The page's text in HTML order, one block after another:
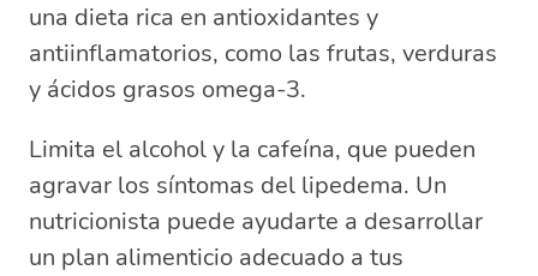
una dieta rica en antioxidantes y
antiinflamatorios, como las frutas, verduras
y ácidos grasos omega-3.
Limita el alcohol y la cafeína, que pueden
agravar los síntomas del lipedema. Un
nutricionista puede ayudarte a desarrollar
un plan alimenticio adecuado a tus